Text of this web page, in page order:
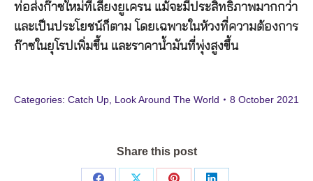
ท่อส่งก๊าซใหม่ที่เลี่ยงยูเครน แม้จะมีประสิทธิภาพมากกว่า
และเป็นประโยชน์ก็ตาม โดยเฉพาะในห้วงที่ความต้องการ
ก๊าซในยุโรปเพิ่มขึ้น และราคาน้ำมันที่พุ่งสูงขึ้น
Categories: Catch Up Look Around The World 8 October 2021
Share this post